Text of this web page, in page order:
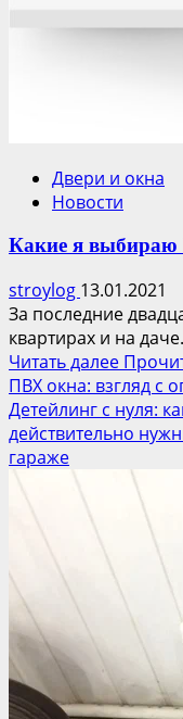
Двери и окна
Новости
Какие я выбираю
stroylog 13.01.2021
За последние
квартирах и на
Читать далее
ПВХ окна: взгляд с
Детейлинг с нуля:
действительно
гараже